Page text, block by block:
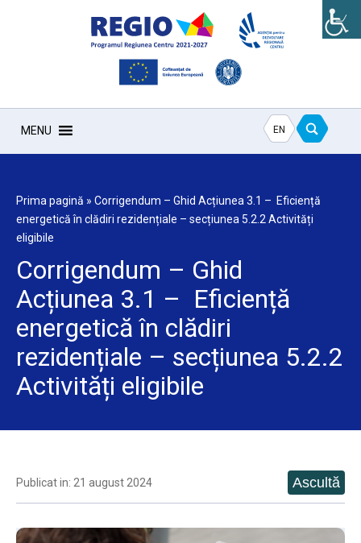
MENU EN
Prima pagină » Corrigendum – Ghid Acțiunea 3.1 – Eficiență
energetică în clădiri rezidențiale – secțiunea 5.2.2 Activități
eligibile
Corrigendum – Ghid
Acțiunea 3.1 – Eficiență
energetică în clădiri
rezidențiale – secțiunea 5.2.2
Activități eligibile
Publicat in: 21 august 2024